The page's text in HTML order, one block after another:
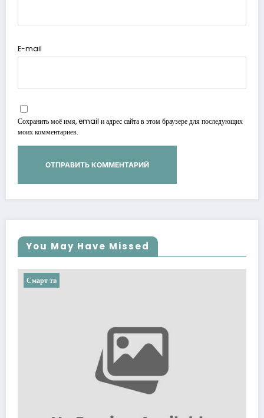
E-mail
Сохранить моё имя, email и адрес сайта в этом браузере для последующих
моих комментариев.
You May Have Missed
Смарт тв